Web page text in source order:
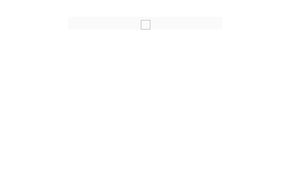
OLUŞUMUDUR